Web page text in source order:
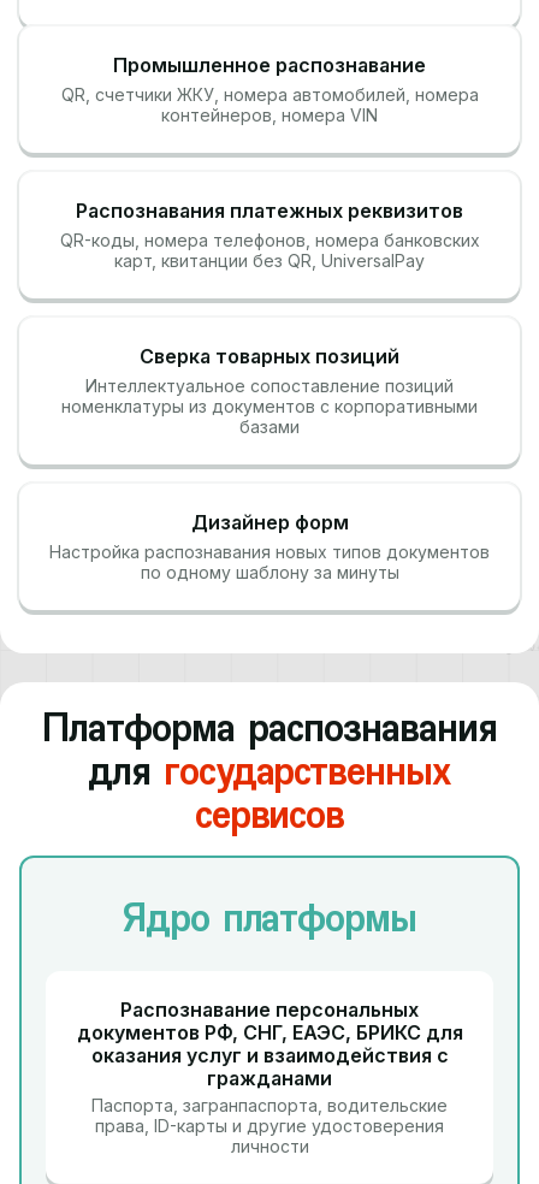
Промышленное распознавание
QR, cчетчики ЖКУ, номера автомобилей, номера
контейнеров, номера VIN
Распознавания платежных реквизитов
QR-коды, номера телефонов, номера банковских
карт, квитанции без QR, UniversalPay
Сверка товарных позиций
Интеллектуальное сопоставление позиций
номенклатуры из документов с корпоративными
базами
Дизайнер форм
Настройка распознавания новых типов документов
по одному шаблону за минуты
Платформа распознавания
для государственных
сервисов
Ядро платформы
Распознавание персональных
документов РФ, СНГ, ЕАЭС, БРИКС для
оказания услуг и взаимодействия с
гражданами
Паспорта, загранпаспорта, водительские
права, ID-карты и другие удостоверения
личности